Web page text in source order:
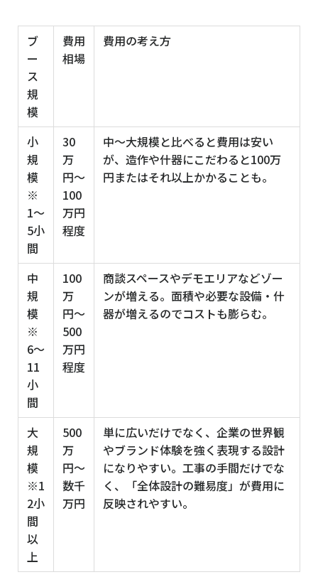
ブ
ー
ス
規
模
費用
相場
費用の考え方
小
規
模
※
1〜
5小
間
30
万
円〜
100
万円
程度
中〜大規模と比べると費用は安い
が、造作や什器にこだわると100万
円またはそれ以上かかることも。
中
規
模
※
6〜
11
小
間
100
万
円〜
500
万円
程度
商談スペースやデモエリアなどゾー
ンが増える。面積や必要な設備・什
器が増えるのでコストも膨らむ。
大
規
模
※1
2小
間
以
上
500
万
円〜
数千
万円
単に広いだけでなく、企業の世界観
やブランド体験を強く表現する設計
になりやすい。工事の手間だけでな
く、「全体設計の難易度」が費用に
反映されやすい。